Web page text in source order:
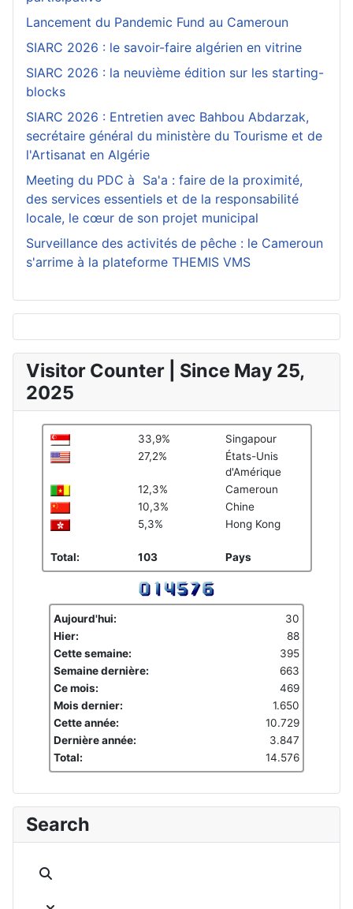
Lancement du Pandemic Fund au Cameroun
SIARC 2026 : le savoir-faire algérien en vitrine
SIARC 2026 : la neuvième édition sur les starting-
blocks
SIARC 2026 : Entretien avec Bahbou Abdarzak,
secrétaire général du ministère du Tourisme et de
l'Artisanat en Algérie
Meeting du PDC à Sa'a : faire de la proximité,
des services essentiels et de la responsabilité
locale, le cœur de son projet municipal
Surveillance des activités de pêche : le Cameroun
s'arrime à la plateforme THEMIS VMS
Visitor Counter | Since May 25,
2025
33,9%
Singapour
27,2%
États-Unis
d'Amérique
12,3%
Cameroun
10,3%
Chine
5,3%
Hong Kong
Total: 103 Pays
Aujourd'hui:
30
Hier:
88
Cette semaine:
395
Semaine dernière:
663
Ce mois:
469
Mois dernier:
1.650
Cette année:
10.729
Dernière année:
3.847
Total:
14.576
Search